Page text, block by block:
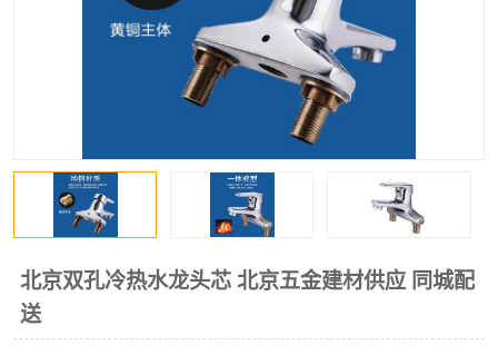
北京双孔冷热水龙头芯 北京五金建材供应 同城配
送